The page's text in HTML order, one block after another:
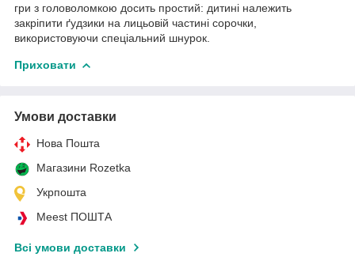
гри з головоломкою досить простий: дитині належить
закріпити ґудзики на лицьовій частині сорочки,
використовуючи спеціальний шнурок.
Приховати
Умови доставки
Нова Пошта
Магазини Rozetka
Укрпошта
Meest ПОШТА
Всі умови доставки